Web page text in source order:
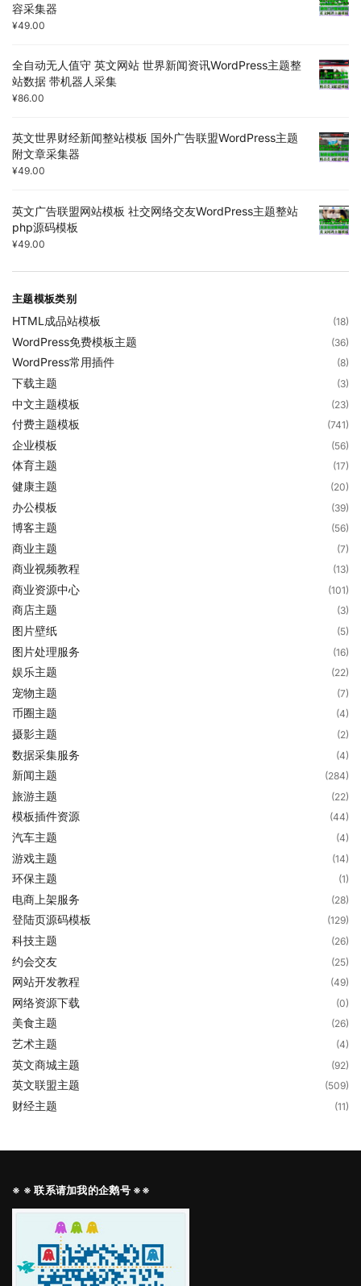
容采集器
¥49.00
全自动无人值守 英文网站 世界新闻资讯WordPress主题整
站数据 带机器人采集
¥86.00
英文世界财经新闻整站模板 国外广告联盟WordPress主题
附文章采集器
¥49.00
英文广告联盟网站模板 社交网络交友WordPress主题整站
php源码模板
¥49.00
主题模板类别
HTML成品站模板 (18)
WordPress免费模板主题 (36)
WordPress常用插件 (8)
下载主题 (3)
中文主题模板 (23)
付费主题模板 (741)
企业模板 (56)
体育主题 (17)
健康主题 (20)
办公模板 (39)
博客主题 (56)
商业主题 (7)
商业视频教程 (13)
商业资源中心 (101)
商店主题 (3)
图片壁纸 (5)
图片处理服务 (16)
娱乐主题 (22)
宠物主题 (7)
币圈主题 (4)
摄影主题 (2)
数据采集服务 (4)
新闻主题 (284)
旅游主题 (22)
模板插件资源 (44)
汽车主题 (4)
游戏主题 (14)
环保主题 (1)
电商上架服务 (28)
登陆页源码模板 (129)
科技主题 (26)
约会交友 (25)
网站开发教程 (49)
网络资源下载 (0)
美食主题 (26)
艺术主题 (4)
英文商城主题 (92)
英文联盟主题 (509)
财经主题 (11)
※ ※ 联系请加我的企鹅号 ※※